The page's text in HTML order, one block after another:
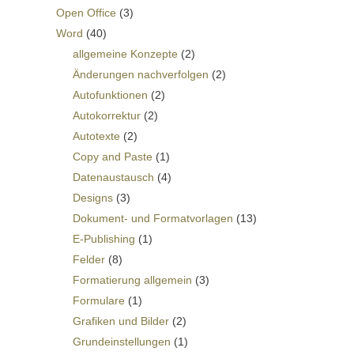
Open Office (3)
Word (40)
allgemeine Konzepte (2)
Änderungen nachverfolgen (2)
Autofunktionen (2)
Autokorrektur (2)
Autotexte (2)
Copy and Paste (1)
Datenaustausch (4)
Designs (3)
Dokument- und Formatvorlagen (13)
E-Publishing (1)
Felder (8)
Formatierung allgemein (3)
Formulare (1)
Grafiken und Bilder (2)
Grundeinstellungen (1)